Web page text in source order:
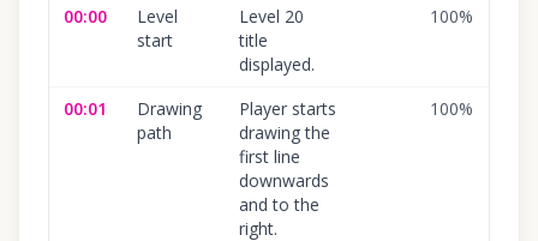
00:00
Level
start
Level 20
title
displayed.
100%
00:01
Drawing
path
Player starts
drawing the
first line
downwards
and to the
right.
100%